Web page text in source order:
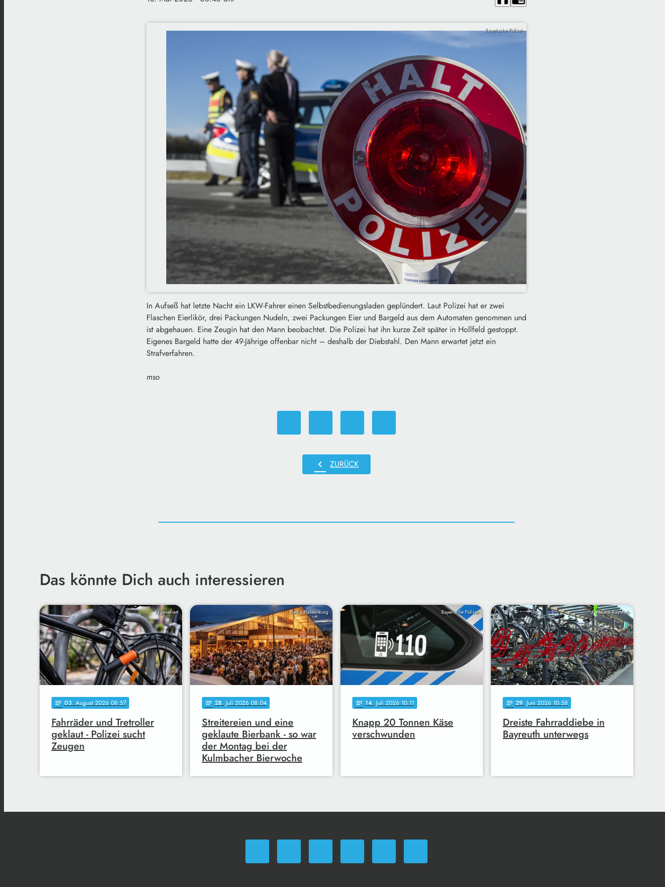
Bayerische Polizei
In Aufseß hat letzte Nacht ein LKW-Fahrer einen Selbstbedienungsladen geplündert. Laut Polizei hat er zwei
Flaschen Eierlikör, drei Packungen Nudeln, zwei Packungen Eier und Bargeld aus dem Automaten genommen und
ist abgehauen. Eine Zeugin hat den Mann beobachtet. Die Polizei hat ihn kurze Zeit später in Hollfeld gestoppt.
Eigenes Bargeld hatte der 49-Jährige offenbar nicht – deshalb der Diebstahl. Den Mann erwartet jetzt ein
Strafverfahren.
mso
chevron_left ZURÜCK
Das könnte Dich auch interessieren
KI-generiert
notes 03. August 2026 08:57
Fahrräder und Tretroller
geklaut - Polizei sucht
Zeugen
Radio Plassenburg
notes 28. Juli 2026 08:04
Streitereien und eine
geklaute Bierbank - so war
der Montag bei der
Kulmbacher Bierwoche
Bayerische Polizei
notes 14. Juli 2026 10:11
Knapp 20 Tonnen Käse
verschwunden
Funkhaus Bayreuth
notes 29. Juni 2026 10:58
Dreiste Fahrraddiebe in
Bayreuth unterwegs